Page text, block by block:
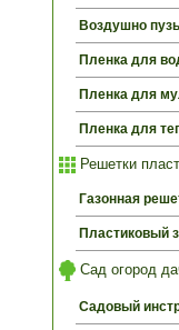
Воздушно
Пленка для
Пленка для
Пленка для
Решетки
Газонная
Пластиковый
Сад огород
Садовый